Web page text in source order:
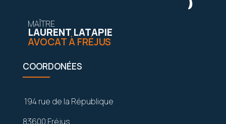
MAÎTRE
LAURENT LATAPIE
AVOCAT À FRÉJUS
COORDONÉES
194 rue de la République
83600 Fréjus